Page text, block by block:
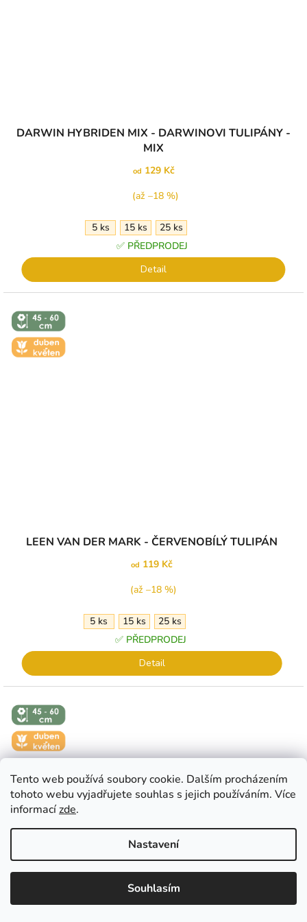
Tento web používá soubory cookie. Dalším procházením
tohoto webu vyjadřujete souhlas s jejich používáním. Více
informacízde.
Nastavení
Souhlasím
DARWIN HYBRIDEN MIX - DARWINOVI TULIPÁNY -
MIX
od 129 Kč
(až –18 %)
5 ks 15 ks
25 ks
✅ PŘEDPRODEJ
Detail
↕️ VÝŠKA 45
- 60 CM
🌼 KVĚT -
DUBEN-
KVĚTEN
hodnocení
je
z
hvězdiček.
LEEN VAN DER MARK - ČERVENOBÍLÝ TULIPÁN
od 119 Kč
(až –18 %)
5 ks 15 ks
25 ks
✅ PŘEDPRODEJ
Detail
↕️ VÝŠKA 45
- 60 CM
🌼 KVĚT -
DUBEN-
KVĚTEN
CZK
�esko